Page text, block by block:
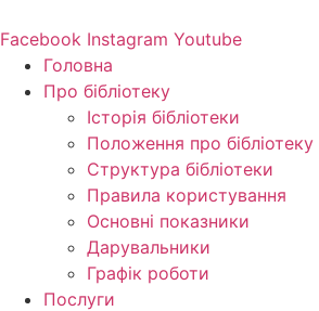
до
вмісту
Facebook Instagram Youtube
Головна
Про бібліотеку
Історія бібліотеки
Положення про бібліотеку
Структура бібліотеки
Правила користування
Основні показники
Дарувальники
Графік роботи
Послуги